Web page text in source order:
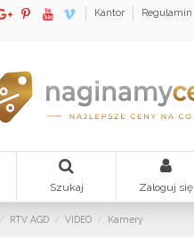
Kantor Regulamin
Szukaj Zaloguj się
RTV AGD VIDEO Kamery